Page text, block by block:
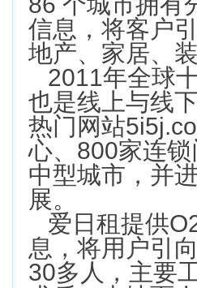
信息，将客户
地产、家居、
2011年全球
也是线上与线
热门网站
心、800家连
中型城市，并
展。
爱日租提供
息，将用户引
30多人，主要